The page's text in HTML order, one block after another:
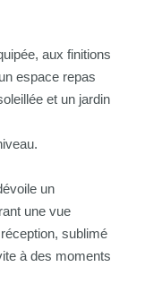
aux finitions
espace repas
et un jardin
un
une vue
sublimé
à des moments